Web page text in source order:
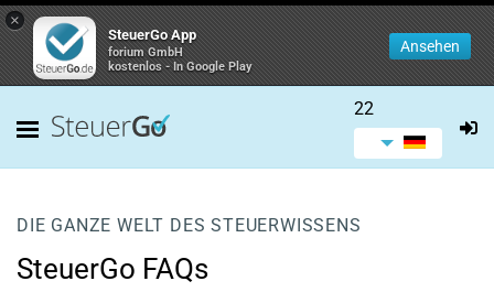
×
SteuerGo App
forium GmbH
kostenlos - In Google Play
Ansehen
22
DIE GANZE WELT DES STEUERWISSENS
SteuerGo FAQs